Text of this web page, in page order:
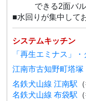
できる2面バ
■水回りが集中して
システムキッチン
「再生エミナス」
江南市古知野町塔塚
名鉄犬山線 江南駅
名鉄犬山線 布袋駅